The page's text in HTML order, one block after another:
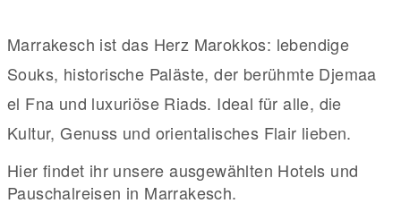
Marrakesch ist das Herz Marokkos: lebendige
Souks, historische Paläste, der berühmte Djemaa
el Fna und luxuriöse Riads. Ideal für alle, die
Kultur, Genuss und orientalisches Flair lieben.
Hier findet ihr unsere ausgewählten Hotels und
Pauschalreisen in Marrakesch.